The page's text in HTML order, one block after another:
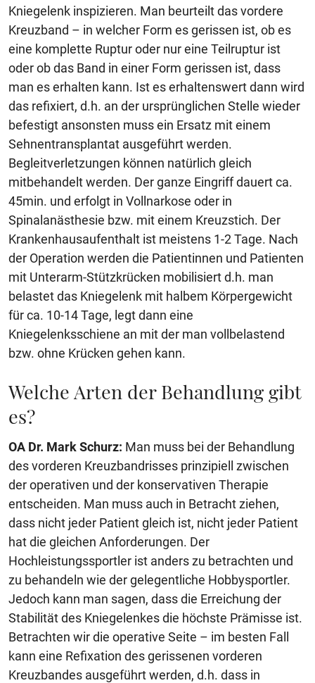
Kniegelenk inspizieren. Man beurteilt das vordere
Kreuzband – in welcher Form es gerissen ist, ob es
eine komplette Ruptur oder nur eine Teilruptur ist
oder ob das Band in einer Form gerissen ist, dass
man es erhalten kann. Ist es erhaltenswert dann wird
das refixiert, d.h. an der ursprünglichen Stelle wieder
befestigt ansonsten muss ein Ersatz mit einem
Sehnentransplantat ausgeführt werden.
Begleitverletzungen können natürlich gleich
mitbehandelt werden. Der ganze Eingriff dauert ca.
45min. und erfolgt in Vollnarkose oder in
Spinalanästhesie bzw. mit einem Kreuzstich. Der
Krankenhausaufenthalt ist meistens 1-2 Tage. Nach
der Operation werden die Patientinnen und Patienten
mit Unterarm-Stützkrücken mobilisiert d.h. man
belastet das Kniegelenk mit halbem Körpergewicht
für ca. 10-14 Tage, legt dann eine
Kniegelenksschiene an mit der man vollbelastend
bzw. ohne Krücken gehen kann.
Welche Arten der Behandlung gibt
es?
OA Dr. Mark Schurz: Man muss bei der Behandlung
des vorderen Kreuzbandrisses prinzipiell zwischen
der operativen und der konservativen Therapie
entscheiden. Man muss auch in Betracht ziehen,
dass nicht jeder Patient gleich ist, nicht jeder Patient
hat die gleichen Anforderungen. Der
Hochleistungssportler ist anders zu betrachten und
zu behandeln wie der gelegentliche Hobbysportler.
Jedoch kann man sagen, dass die Erreichung der
Stabilität des Kniegelenkes die höchste Prämisse ist.
Betrachten wir die operative Seite – im besten Fall
kann eine Refixation des gerissenen vorderen
Kreuzbandes ausgeführt werden, d.h. dass in